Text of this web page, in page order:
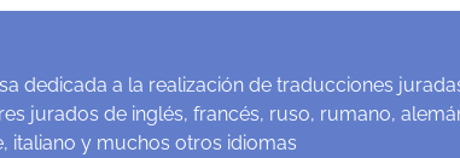
dedicada a la realización de traducciones
jurados de inglés, francés, ruso, rumano,
italiano y muchos otros idiomas